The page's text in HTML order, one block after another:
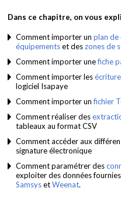
Dans ce chapitre, on vous
Comment importer un plan de
équipementset deszones de
Comment importer unefiche
Comment importer les
logiciel Isapaye
Comment importer unfichier
Comment réaliser des
tableaux au format CSV
Comment accéder aux
signature électronique
Comment paramétrer des
exploiter des données
SamsysetWeenat.